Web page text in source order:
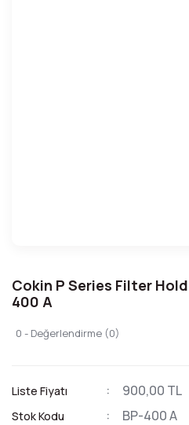
Cokin P Series Filter
400 A
0 - Değerlendirme (0)
Liste Fiyatı 900,00 TL
Stok Kodu BP-400 A